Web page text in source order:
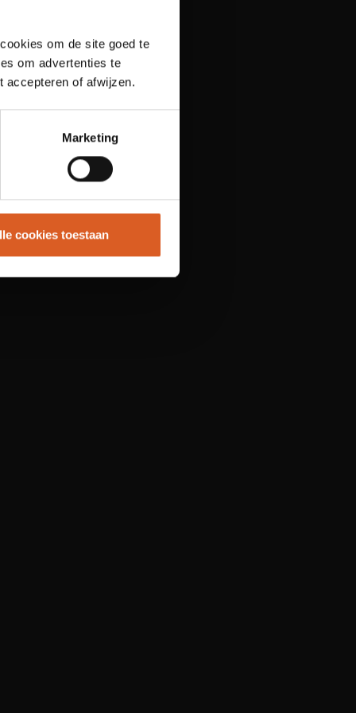
om de site goed te
om advertenties te
accepteren of afwijzen.
Marketing
cookies toestaan